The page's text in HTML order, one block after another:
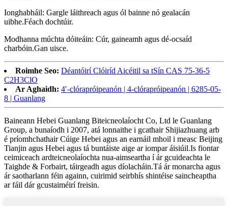
Ionghabháil: Gargle láithreach agus ól bainne nó gealacán
uibhe.Féach dochtúir.
Modhanna múchta dóiteáin: Cúr, gaineamh agus dé-ocsaíd
charbóin.Gan uisce.
Roimhe Seo: Déantóirí Clóiríd Aicéitil sa tSín CAS 75-36-5
C2H3ClO
Ar Aghaidh: 4′-clórapróipeanón | 4-clórapróipeanón | 6285-05-
8 | Guanlang
Baineann Hebei Guanlang Biteicneolaíocht Co, Ltd le Guanlang
Group, a bunaíodh i 2007, atá lonnaithe i gcathair Shijiazhuang arb
é príomhchathair Cúige Hebei agus an earnáil mhoil i measc Beijing
Tianjin agus Hebei agus tá buntáiste aige ar iompar áisiúil.Is fiontar
ceimiceach ardteicneolaíochta nua-aimseartha í ár gcuideachta le
Taighde & Forbairt, táirgeadh agus díolacháin.Tá ár monarcha agus
ár saotharlann féin againn, cuirimid seirbhís shintéise saincheaptha
ar fáil dár gcustaiméirí freisin.